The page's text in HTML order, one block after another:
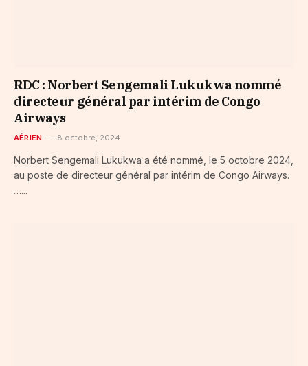
RDC : Norbert Sengemali Lukukwa nommé
directeur général par intérim de Congo
Airways
AÉRIEN 8 octobre, 2024
Norbert Sengemali Lukukwa a été nommé, le 5 octobre 2024,
au poste de directeur général par intérim de Congo Airways.
…...